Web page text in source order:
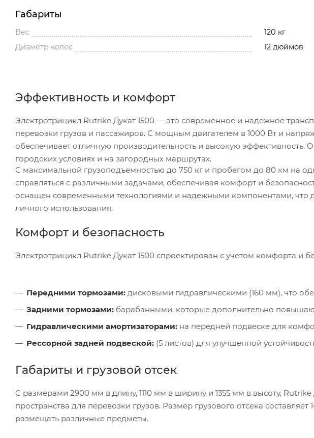
Габариты
Вес
120 кг
Диаметр колес
12 дюймов
Эффективность и комфорт
Электротрицикл Rutrike Дукат 1500 — это современное и надежное
перевозки грузов и пассажиров. С мощным двигателем в 1000 Вт и
обеспечивает отличную производительность и высокую эффективность.
городских условиях и на загородных маршрутах.
С максимальной грузоподъемностью до 750 кг и пробегом до 80 км на
справляться с различными задачами, обеспечивая комфорт и
оснащен современными технологиями и надежными компонентами, что
личного использования.
Комфорт и безопасность
Электротрицикл Rutrike Дукат 1500 спроектирован с учетом комфорта и
Передними тормозами: дисковыми гидравлическими (160 мм), что
Задними тормозами: барабанными, которые дополнительно
Гидравлическими амортизаторами: на передней подвеске для
Рессорной задней подвеской: (5 листов) для улучшенной
Габариты и грузовой отсек
С размерами 2900 мм в длину, 1110 мм в ширину и 1355 мм в высоту, Rutrike
пространства для перевозки грузов. Размер грузового отсека
размещать различные предметы.